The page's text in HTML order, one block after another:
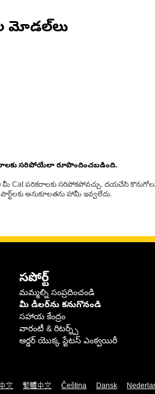
మోడల్‌లు
సరిపోయేలా రూపొందించబడింది.
పరికరాలకు సరిపోకపోవచ్చు. దయచేసి కొనుగోలు
అనుకూలతను హామీ ఇవ్వలేదు.
సపోర్ట్
మమ్మల్ని సంప్రదించండి
మీ డీలర్‌ను కనుగొనండి
సహాయ కేంద్రం
వారంటీ & రిటర్న్స్
ఆర్డర్ యొక్క స్టేటస్ ఎంక్వయిరీ
文 繁體中文 Čeština Dansk